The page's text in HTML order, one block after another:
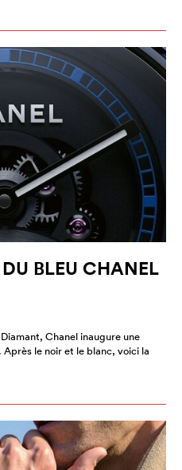
BLEU CHANEL
Chanel inaugure une
Après le noir et le blanc, voici la